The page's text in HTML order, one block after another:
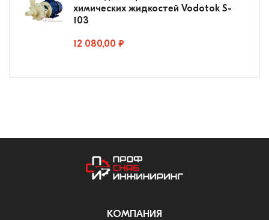
химических жидкостей Vodotok S-
103
12 080,00 ₽
КОМПАНИЯ